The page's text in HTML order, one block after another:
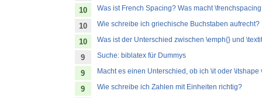
10 Was ist French Spacing? Was macht
10 Wie schreibe ich griechische Buchstaben aufrecht?
10 Was ist der Unterschied zwischen \emph{} und
9 Suche: biblatex für Dummys
9 Macht es einen Unterschied, ob ich \it oder \itshape
9 Wie schreibe ich Zahlen mit Einheiten richtig?